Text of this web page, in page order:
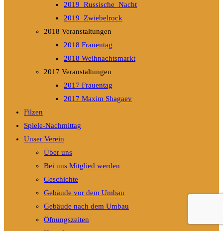
2019_Russische_Nacht
2019_Zwiebelrock
2018 Veranstaltungen
2018 Frauentag
2018 Weihnachtsmarkt
2017 Veranstaltungen
2017 Frauentag
2017 Maxim Shagaev
Filzen
Spiele-Nachmittag
Unser Verein
Über uns
Bei uns Mitglied werden
Geschichte
Gebäude vor dem Umbau
Gebäude nach dem Umbau
Öfnungszeiten